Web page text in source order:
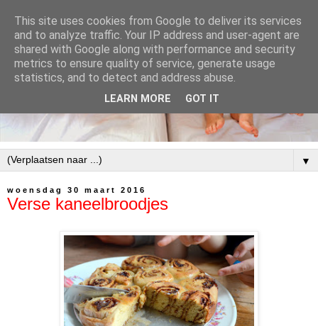
▼
woensdag 30 maart 2016
Verse kaneelbroodjes
This site uses cookies from Google to deliver its services
and to analyze traffic. Your IP address and user-agent are
shared with Google along with performance and security
metrics to ensure quality of service, generate usage
statistics, and to detect and address abuse.
LEARN MORE GOT IT